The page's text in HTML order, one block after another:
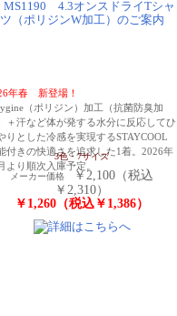
年春 新登場！
（ポリジン）加工（抗菌防臭加
＋汗など体が発する水分に反応してひ
りとした冷感を実現するSTAYCOOL
付きの快適さを追求した1着。2026年
より順次入庫予定。
3色・7サイズ
メーカー価格
￥2,100（税込
￥2,310）
￥1,260（税込￥1,386）